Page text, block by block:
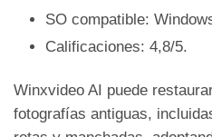
SO compatible:
Calificaciones: 4,8/5.
Winxvideo AI puede
fotografías antiguas,